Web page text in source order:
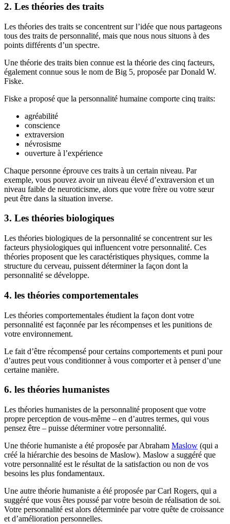
2. Les théories des traits
Les théories des traits se concentrent sur l’idée que nous partageons
tous des traits de personnalité, mais que nous nous situons à des
points différents d’un spectre.
Une théorie des traits bien connue est la théorie des cinq facteurs,
également connue sous le nom de Big 5, proposée par Donald W.
Fiske.
Fiske a proposé que la personnalité humaine comporte cinq traits:
agréabilité
conscience
extraversion
névrosisme
ouverture à l’expérience
Chaque personne éprouve ces traits à un certain niveau. Par
exemple, vous pouvez avoir un niveau élevé d’extraversion et un
niveau faible de neuroticisme, alors que votre frère ou votre sœur
peut être dans la situation inverse.
3. Les théories biologiques
Les théories biologiques de la personnalité se concentrent sur les
facteurs physiologiques qui influencent votre personnalité. Ces
théories proposent que les caractéristiques physiques, comme la
structure du cerveau, puissent déterminer la façon dont la
personnalité se développe.
4. les théories comportementales
Les théories comportementales étudient la façon dont votre
personnalité est façonnée par les récompenses et les punitions de
votre environnement.
Le fait d’être récompensé pour certains comportements et puni pour
d’autres peut vous conditionner à vous comporter et à penser d’une
certaine manière.
6. les théories humanistes
Les théories humanistes de la personnalité proposent que votre
propre perception de vous-même – en d’autres termes, qui vous
pensez être – puisse déterminer votre personnalité.
Une théorie humaniste a été proposée par Abraham Maslow (qui a
créé la hiérarchie des besoins de Maslow). Maslow a suggéré que
votre personnalité est le résultat de la satisfaction ou non de vos
besoins les plus fondamentaux.
Une autre théorie humaniste a été proposée par Carl Rogers, qui a
suggéré que vous êtes poussé par votre besoin de réalisation de soi.
Votre personnalité est alors déterminée par votre quête de croissance
et d’amélioration personnelles.